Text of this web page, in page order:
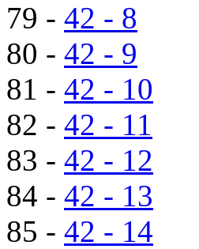
79 - 42 - 8
80 - 42 - 9
81 - 42 - 10
82 - 42 - 11
83 - 42 - 12
84 - 42 - 13
85 - 42 - 14